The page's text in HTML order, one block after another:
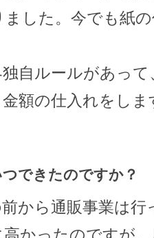
した。今でも紙
自ルールがあっ
額の仕入れをし
できたのですか？
から通販事業は
かったのですが